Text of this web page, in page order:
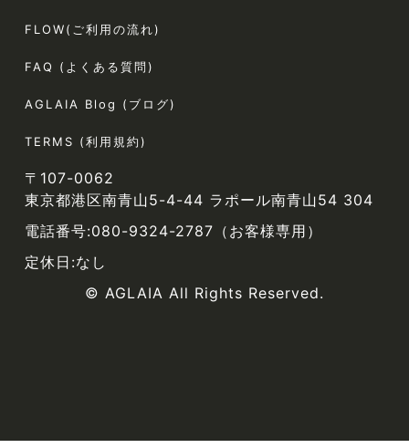
FLOW(ご利用の流れ)
FAQ (よくある質問)
AGLAIA Blog (ブログ)
TERMS (利用規約)
〒107-0062
東京都港区南青山5-4-44 ラポール南青山54 304
電話番号:080-9324-2787（お客様専用）
定休日:なし
© AGLAIA All Rights Reserved.